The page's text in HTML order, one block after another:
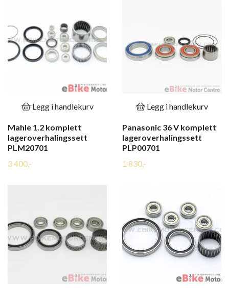
Legg i handlekurv
Mahle 1.2 komplett
lageroverhalingssett
PLM20701
3 400,-
Legg i handlekurv
Panasonic 36 V komplett
lageroverhalingssett
PLP00701
1 830,-